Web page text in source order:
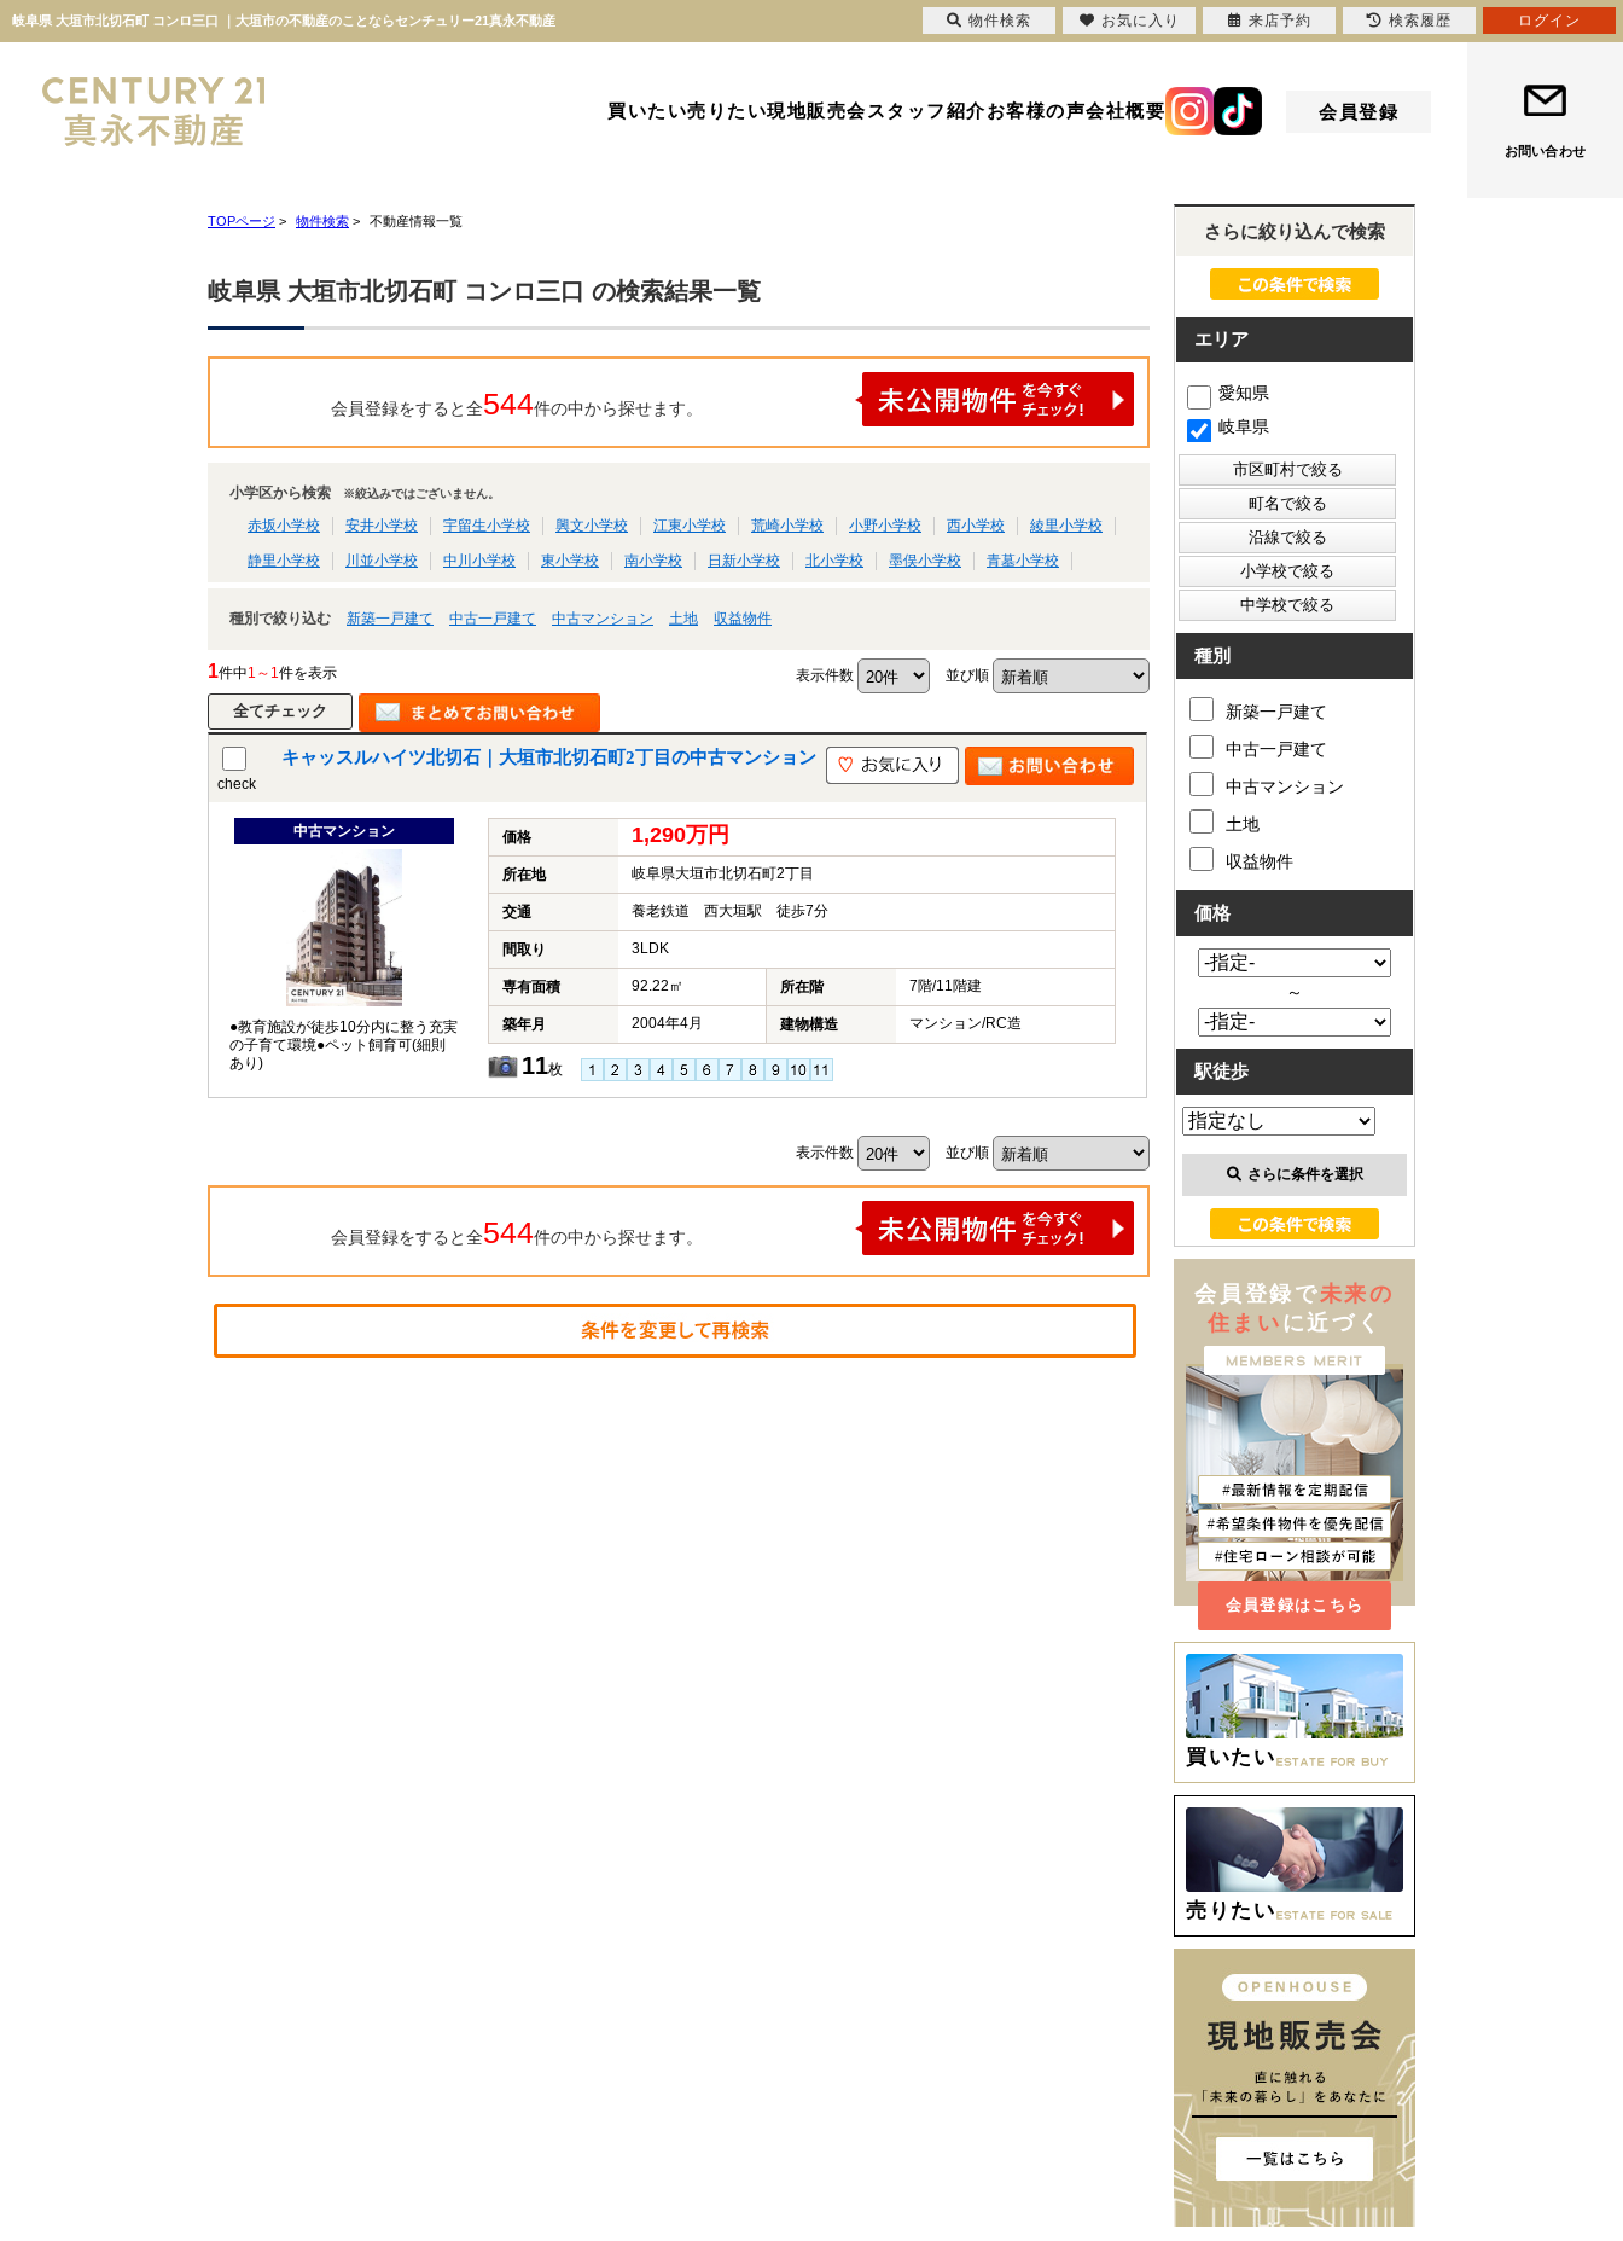
岐阜県 大垣市北切石町 コンロ三口 ｜大垣市の不動産のことならセンチュリー21真永不動産
買いたい売りたい現地販売会スタッフ紹介お客様の声会社概要 会員登録
お問い合わせ
TOPページ > 物件検索 > 不動産情報一覧
岐阜県 大垣市北切石町 コンロ三口 の検索結果一覧
会員登録をすると全544件の中から探せます。
小学区から検索 ※絞込みではございません。
赤坂小学校 安井小学校 宇留生小学校 興文小学校 江東小学校 荒崎小学校 小野小学校 西小学校 綾里小学校
静里小学校 川並小学校 中川小学校 東小学校 南小学校 日新小学校 北小学校 墨俣小学校 青墓小学校
種別で絞り込む 新築一戸建て 中古一戸建て 中古マンション 土地 収益物件
1件中1～1件を表示 表示件数 並び順
check
キャッスルハイツ北切石｜大垣市北切石町2丁目の中古マンション
中古マンション
●教育施設が徒歩10分内に整う充実
の子育て環境●ペット飼育可(細則
あり)
価格 1,290万円
所在地 岐阜県大垣市北切石町2丁目
交通 養老鉄道 西大垣駅 徒歩7分
間取り 3LDK
専有面積 92.22㎡ 所在階 7階/11階建
築年月 2004年4月 建物構造 マンション/RC造
11枚
表示件数 並び順
会員登録をすると全544件の中から探せます。
さらに絞り込んで検索
エリア
愛知県
岐阜県
種別
新築一戸建て
中古一戸建て
中古マンション
土地
収益物件
価格
～
駅徒歩
さらに条件を選択
会員登録で未来の
住まい に近づく
会員登録はこちら
買いたい
売りたい
物件検索 お気に入り 来店予約 検索履歴 ログイン